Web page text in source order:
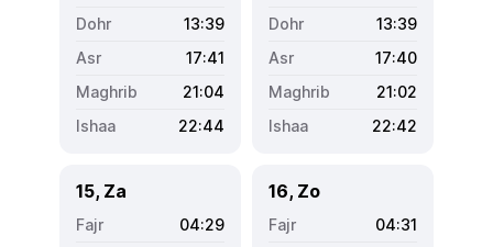
13:39
17:41
21:04
22:44
13:39
17:40
21:02
22:42
15, Za
04:29
16, Zo
04:31